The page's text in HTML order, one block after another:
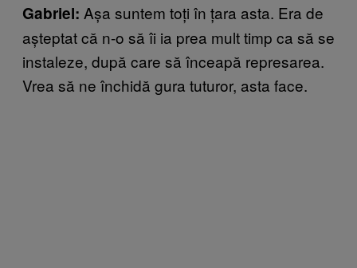
Gabriel: Aşa suntem toți în ţara asta. Era de
aşteptat că n-o să îi ia prea mult timp ca să se
instaleze, după care să înceapă represarea.
Vrea să ne închidă gura tuturor, asta face.